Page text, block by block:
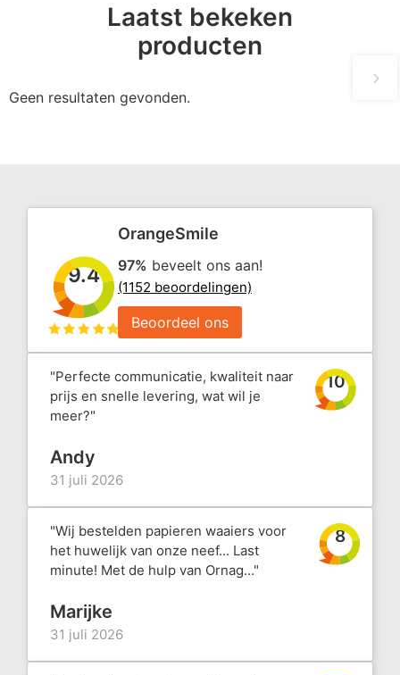
Laatst bekeken
producten
Geen resultaten gevonden.
9.4
OrangeSmile
97% beveelt ons aan!
(1152 beoordelingen)
Beoordeel ons
"Perfecte communicatie, kwaliteit naar
prijs en snelle levering, wat wil je
meer?"
10
Andy
31 juli 2026
"Wij bestelden papieren waaiers voor
het huwelijk van onze neef... Last
minute! Met de hulp van Ornag..."
8
Marijke
31 juli 2026